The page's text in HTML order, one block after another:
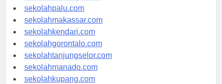
sekolahsurabaya.com
sekolahpalu.com
sekolahmakassar.com
sekolahkendari.com
sekolahgorontalo.com
sekolahtanjungselor.com
sekolahmanado.com